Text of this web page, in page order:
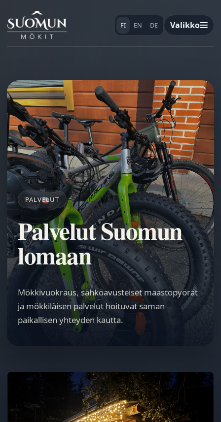
FI EN DE Valikko
PALVELUT
Palvelut Suomun
lomaan
Mökkivuokraus, sähköavusteiset maastopyörät
ja mökkiläisen palvelut hoituvat saman
paikallisen yhteyden kautta.